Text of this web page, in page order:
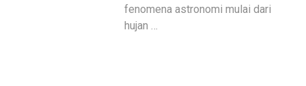
fenomena astronomi mulai dari
hujan …